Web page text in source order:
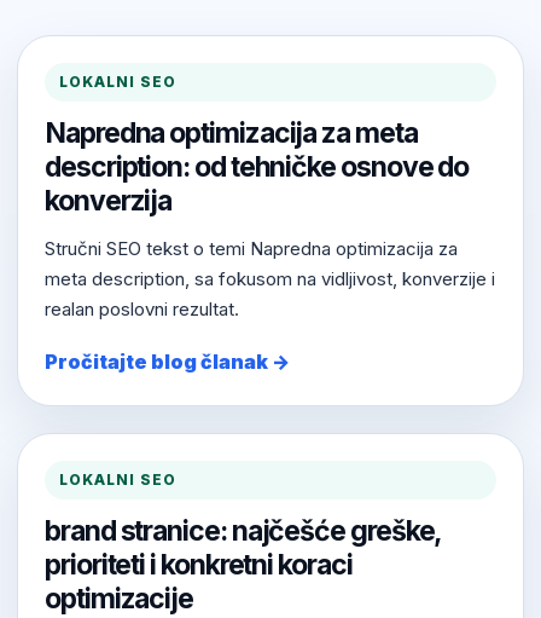
LOKALNI SEO
Napredna optimizacija za meta
description: od tehničke osnove do
konverzija
Stručni SEO tekst o temi Napredna optimizacija za
meta description, sa fokusom na vidljivost, konverzije i
realan poslovni rezultat.
Pročitajte blog članak →
LOKALNI SEO
brand stranice: najčešće greške,
prioriteti i konkretni koraci
optimizacije